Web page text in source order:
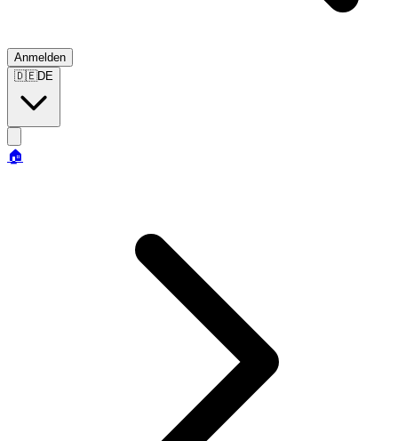
Anmelden
🇩🇪DE
🏠